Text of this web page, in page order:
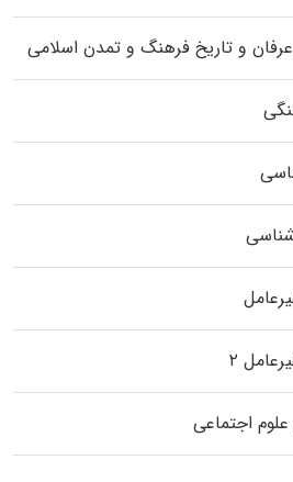
و تاریخ فرهنگ و تمدن اسلامی
۲
اجتماعی